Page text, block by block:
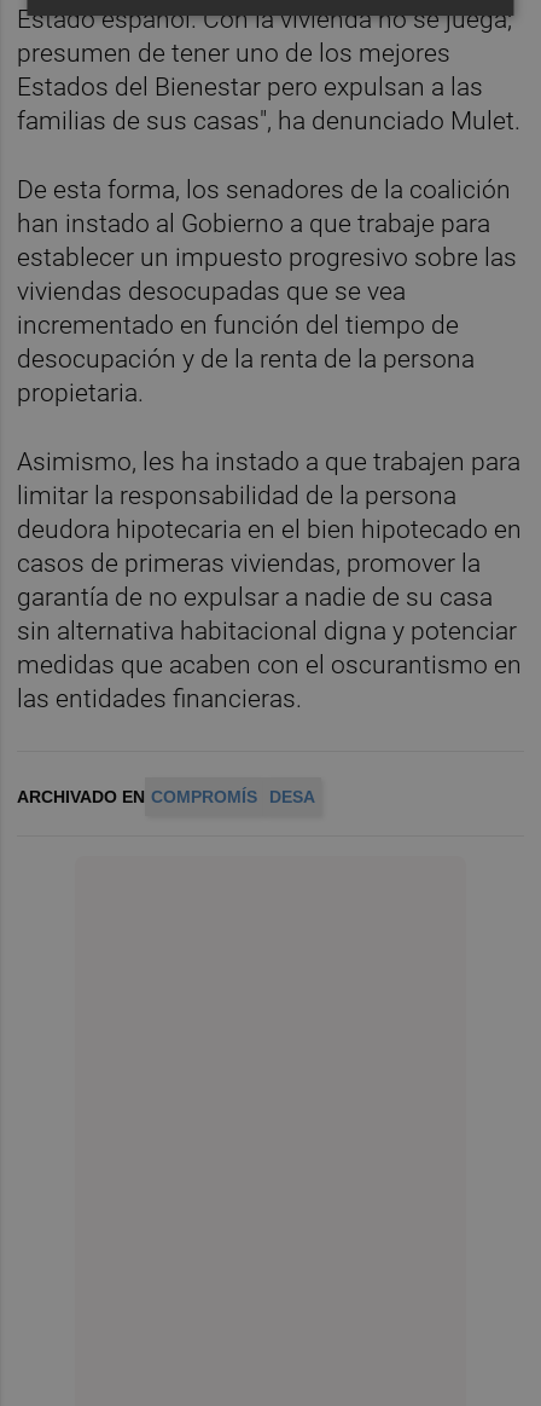
Estado español. Con la vivienda no se juega;
presumen de tener uno de los mejores
Estados del Bienestar pero expulsan a las
familias de sus casas", ha denunciado Mulet.
De esta forma, los senadores de la coalición
han instado al Gobierno a que trabaje para
establecer un impuesto progresivo sobre las
viviendas desocupadas que se vea
incrementado en función del tiempo de
desocupación y de la renta de la persona
propietaria.
Asimismo, les ha instado a que trabajen para
limitar la responsabilidad de la persona
deudora hipotecaria en el bien hipotecado en
casos de primeras viviendas, promover la
garantía de no expulsar a nadie de su casa
sin alternativa habitacional digna y potenciar
medidas que acaben con el oscurantismo en
las entidades financieras.
ARCHIVADO EN COMPROMÍS DESA